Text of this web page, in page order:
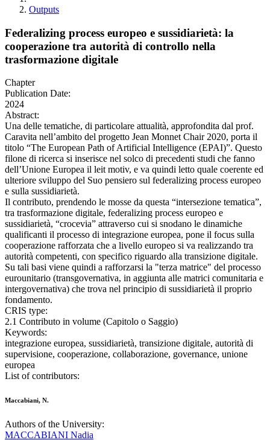
Outputs
Federalizing process europeo e sussidiarietà: la
cooperazione tra autorità di controllo nella
trasformazione digitale
Chapter
Publication Date:
2024
Abstract:
Una delle tematiche, di particolare attualità, approfondita dal prof.
Caravita nell’ambito del progetto Jean Monnet Chair 2020, porta il
titolo “The European Path of Artificial Intelligence (EPAI)”. Questo
filone di ricerca si inserisce nel solco di precedenti studi che fanno
dell’Unione Europea il leit motiv, e va quindi letto quale coerente ed
ulteriore sviluppo del Suo pensiero sul federalizing process europeo
e sulla sussidiarietà.
Il contributo, prendendo le mosse da questa “intersezione tematica”,
tra trasformazione digitale, federalizing process europeo e
sussidiarietà, “crocevia” attraverso cui si snodano le dinamiche
qualificanti il processo di integrazione europea, pone il focus sulla
cooperazione rafforzata che a livello europeo si va realizzando tra
autorità competenti, con specifico riguardo alla transizione digitale.
Su tali basi viene quindi a rafforzarsi la "terza matrice" del processo
eurounitario (transgovernativa, in aggiunta alle matrici comunitaria e
intergovernativa) che trova nel principio di sussidiarietà il proprio
fondamento.
CRIS type:
2.1 Contributo in volume (Capitolo o Saggio)
Keywords:
integrazione europea, sussidiarietà, transizione digitale, autorità di
supervisione, cooperazione, collaborazione, governance, unione
europea
List of contributors:
Maccabiani, N.
Authors of the University:
MACCABIANI Nadia